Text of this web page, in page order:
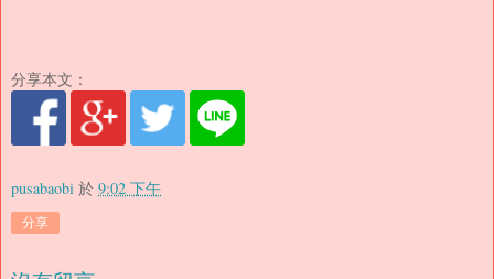
分享本文：
pusabaobi 於 9:02 下午
分享